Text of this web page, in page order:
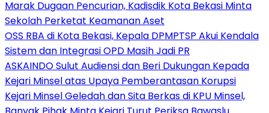
‎Marak Dugaan Pencurian, Kadisdik Kota Bekasi Minta
Sekolah Perketat Keamanan Aset
‎OSS RBA di Kota Bekasi, Kepala DPMPTSP Akui Kendala
Sistem dan Integrasi OPD Masih Jadi PR
ASKAINDO Sulut Audiensi dan Beri Dukungan Kepada
Kejari Minsel atas Upaya Pemberantasan Korupsi
Kejari Minsel Geledah dan Sita Berkas di KPU Minsel,